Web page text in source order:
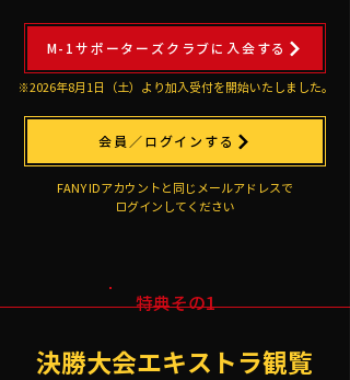
M-1サポーターズクラブに入会する
※2026年8月1日（土）より加入受付を開始いたしました。
会員／ログインする
​FANY IDアカウントと同じメールアドレスで
ログインしてください
特典その1
決勝大会エキストラ観覧